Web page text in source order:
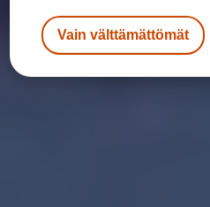
Vain välttämättömät